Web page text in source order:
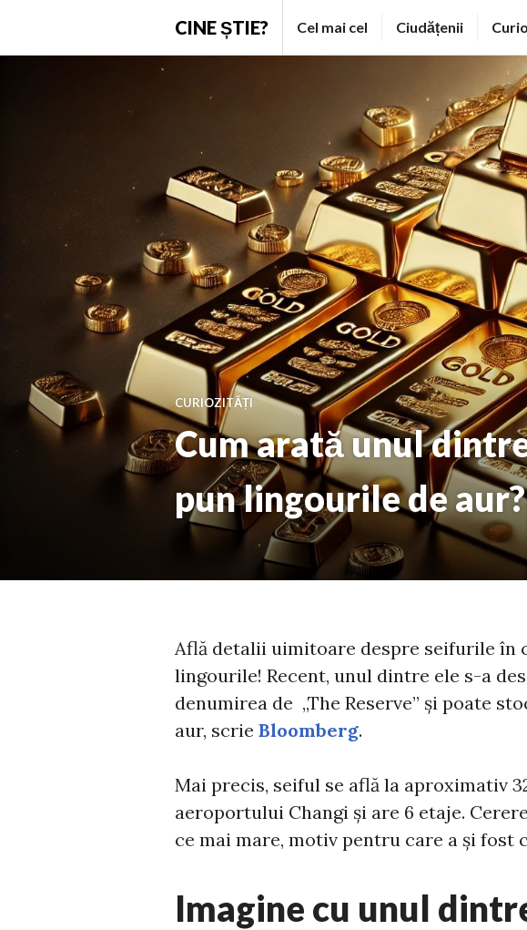
CINE ȘTIE? Cel mai cel Ciudățenii
CURIOZITĂȚI
Cum arată unul
pun lingourile de
Află detalii uimitoare despre seifurile în
lingourile! Recent, unul dintre ele s-a
denumirea de „The Reserve” și poate
aur, scrie Bloomberg.
Mai precis, seiful se află la aproximativ
aeroportului Changi și are 6 etaje.
ce mai mare, motiv pentru care a și fost
Imagine cu unul